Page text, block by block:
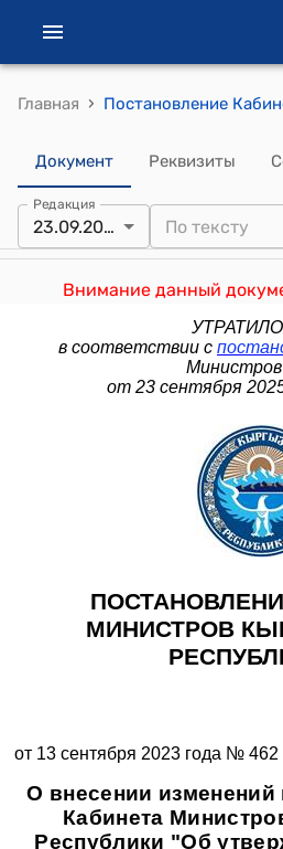
Главная ›
Документ Реквизиты
Редакция
23.09.2025
Внимание данный